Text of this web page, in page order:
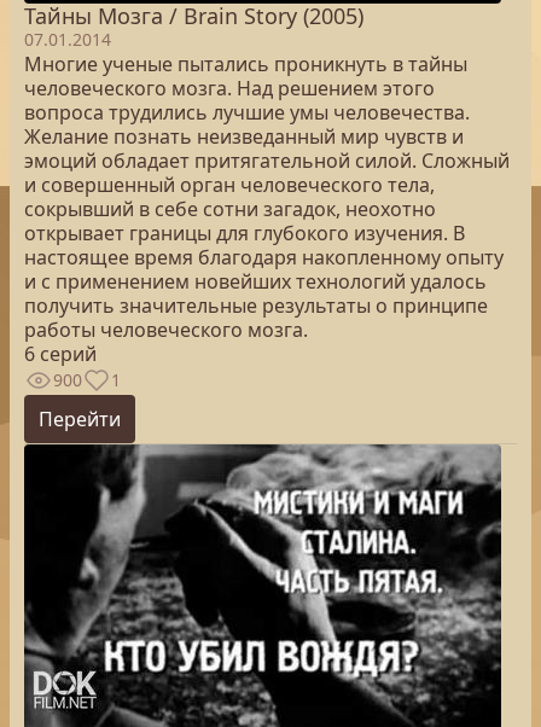
Тайны Мозга / Brain Story (2005)
07.01.2014
Многие ученые пытались проникнуть в тайны
человеческого мозга. Над решением этого
вопроса трудились лучшие умы человечества.
Желание познать неизведанный мир чувств и
эмоций обладает притягательной силой. Сложный
и совершенный орган человеческого тела,
сокрывший в себе сотни загадок, неохотно
открывает границы для глубокого изучения. В
настоящее время благодаря накопленному опыту
и с применением новейших технологий удалось
получить значительные результаты о принципе
работы человеческого мозга.
6 серий
900 1
Перейти